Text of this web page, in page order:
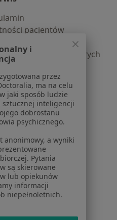
pacjentów
profesjonalistów
których
samodzielnie
cookies
wyszukiwania
prasowe
i
przez
ma na celu
jaki sposób ludzie
sztucznej inteligencji
dobrostanu
psychicznego.
anonimowy, a wyniki
Pytania
są skierowane
lub opiekunów
informacji
niepełnoletnich.